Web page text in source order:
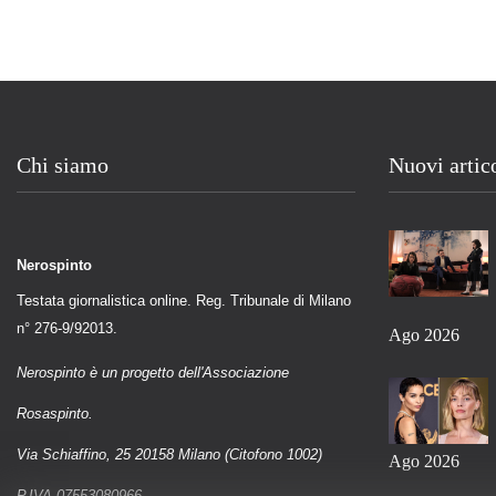
Chi siamo
Nerospinto
Testata giornalistica online. Reg. Tribunale di Milano
n° 276-9/92013.
Nerospinto è un progetto dell'Associazione
Rosaspinto.
Via Schiaffino, 25 20158 Milano (Citofono 1002)
Nuovi
Ago 2026
Ago 2026